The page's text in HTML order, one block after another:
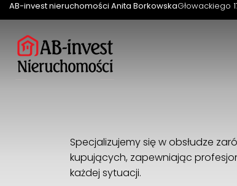
AB-invest nieruchomości Anita BorkowskaGłowackiego
Specjalizujemy się w obsłudze
kupujących, zapewniając
każdej sytuacji.